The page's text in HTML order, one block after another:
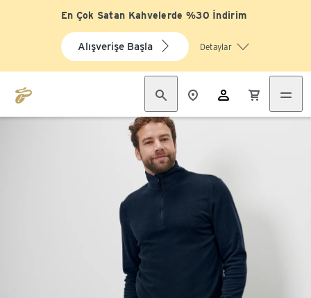
En Çok Satan Kahvelerde %30 İndirim
Alışverişe Başla Detaylar